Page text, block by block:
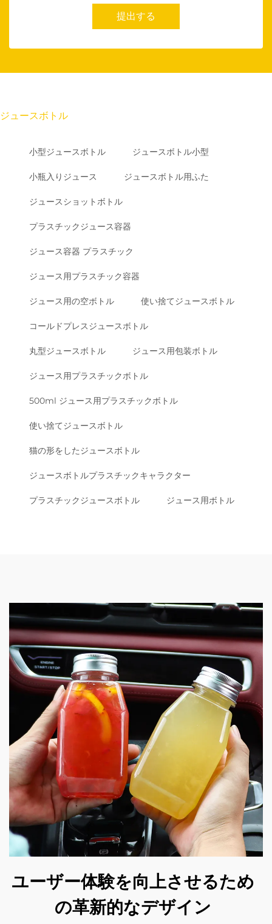
提出する
ジュースボトル
小型ジュースボトル ジュースボトル小型
小瓶入りジュース ジュースボトル用ふた
ジュースショットボトル
プラスチックジュース容器
ジュース容器 プラスチック
ジュース用プラスチック容器
ジュース用の空ボトル 使い捨てジュースボトル
コールドプレスジュースボトル
丸型ジュースボトル ジュース用包装ボトル
ジュース用プラスチックボトル
500ml ジュース用プラスチックボトル
使い捨てジュースボトル
猫の形をしたジュースボトル
ジュースボトルプラスチックキャラクター
プラスチックジュースボトル ジュース用ボトル
ユーザー体験を向上させるため
の革新的なデザイン